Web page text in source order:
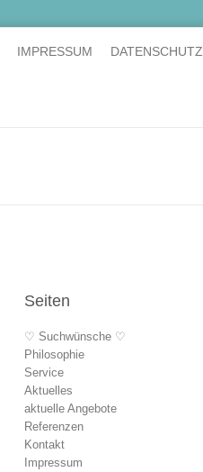
IMPRESSUM DATENSCHUTZ
Seiten
♡ Suchwünsche ♡
Philosophie
Service
Aktuelles
aktuelle Angebote
Referenzen
Kontakt
Impressum